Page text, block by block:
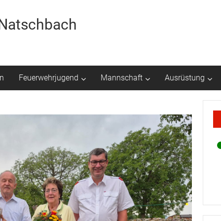
Feuerwehrjugend Mannschaft Ausrüstung